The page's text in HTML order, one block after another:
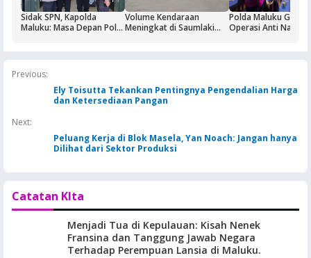
Sidak SPN, Kapolda
Maluku: Masa Depan Polri
Volume Kendaraan
Meningkat di Saumlaki
Polda Maluku Gelar
Operasi Anti
Previous:
Ely Toisutta Tekankan Pentingnya Pengendalian Harga
dan Ketersediaan Pangan
Next:
Peluang Kerja di Blok Masela, Yan Noach: Jangan hanya
Dilihat dari Sektor Produksi
Catatan KIta
Menjadi Tua di Kepulauan: Kisah Nenek
Fransina dan Tanggung Jawab Negara
Terhadap Perempuan Lansia di Maluku.